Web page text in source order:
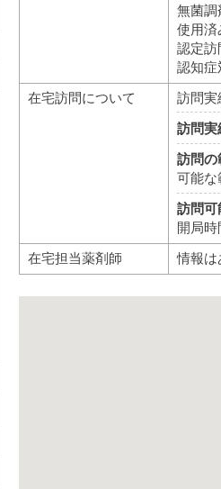
無菌調
使用済
認定訪
認知症
在宅訪問について
訪問実
訪問実
訪問の
可能な
訪問可
開局時
在宅担当薬剤師
情報は